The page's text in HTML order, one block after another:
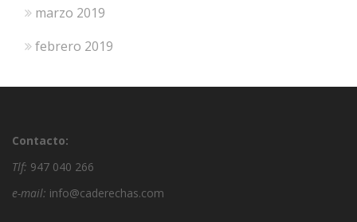
marzo 2019
febrero 2019
Contacto:
Tlf: 947 040 266
e-mail: info@caderechas.com